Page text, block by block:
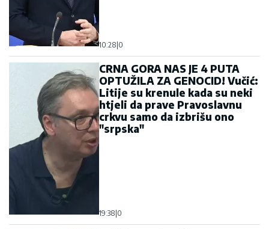
10:28 0
CRNA GORA NAS JE 4 PUTA
OPTUŽILA ZA GENOCID! Vučić:
Litije su krenule kada su neki
htjeli da prave Pravoslavnu
crkvu samo da izbrišu ono
"srpska"
19:38 0